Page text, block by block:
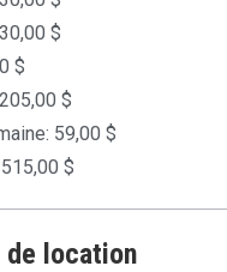
$
$
$
59,00 $
$
de location